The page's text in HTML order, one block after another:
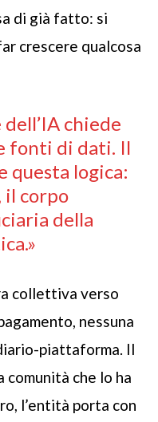
di già fatto: si
crescere qualcosa
chiede
fonti di dati. Il
questa logica:
il corpo
della
collettiva verso
nessuna
piattaforma. Il
che lo ha
l’entità porta con